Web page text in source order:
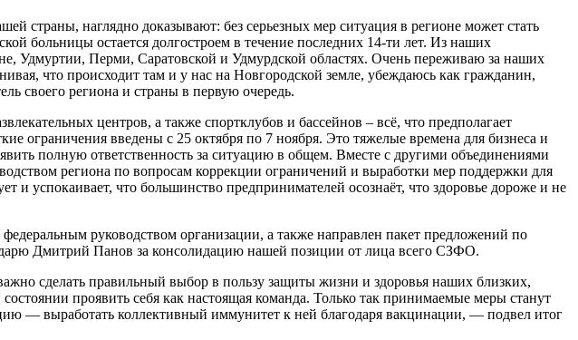
страны, наглядно доказывают: без серьезных мер ситуация в регионе может стать
больницы остается долгостроем в течение последних 14-ти лет. Из наших
Удмуртии, Перми, Саратовской и Удмурдской областях. Очень переживаю за наших
что происходит там и у нас на Новгородской земле, убеждаюсь как гражданин,
своего региона и страны в первую очередь.
центров, а также спортклубов и бассейнов – всё, что предполагает
ограничения введены с 25 октября по 7 ноября. Это тяжелые времена для бизнеса и
полную ответственность за ситуацию в общем. Вместе с другими объединениями
региона по вопросам коррекции ограничений и выработки мер поддержки для
успокаивает, что большинство предпринимателей осознаёт, что здоровье дороже и не
руководством организации, а также направлен пакет предложений по
Дмитрий Панов за консолидацию нашей позиции от лица всего СЗФО.
сделать правильный выбор в пользу защиты жизни и здоровья наших близких,
проявить себя как настоящая команда. Только так принимаемые меры станут
— выработать коллективный иммунитет к ней благодаря вакцинации, — подвел итог